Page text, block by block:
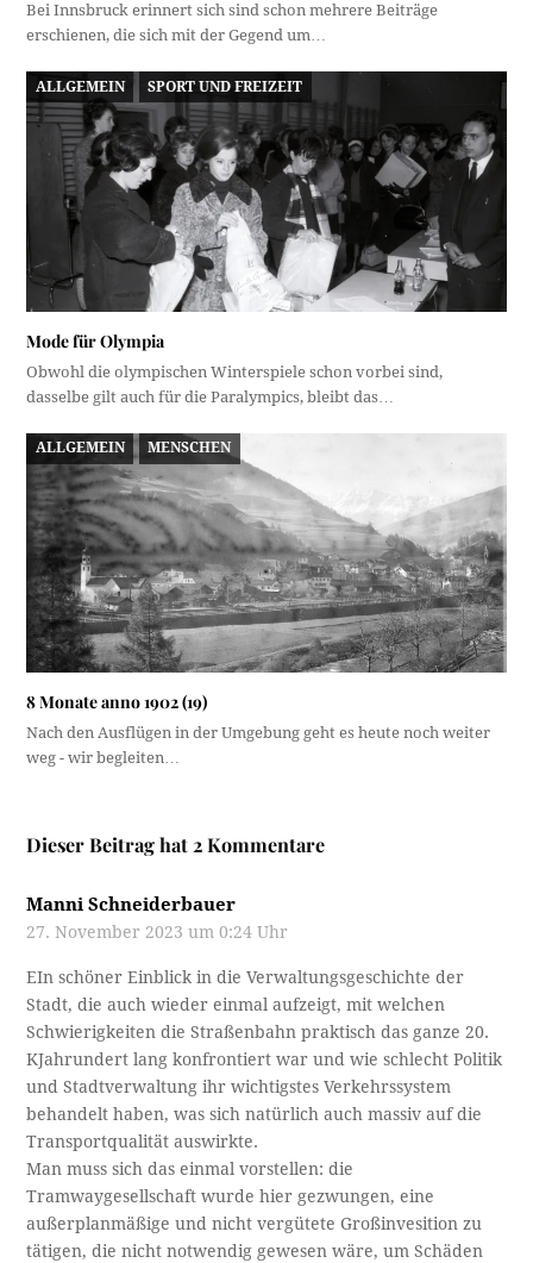
Bei Innsbruck erinnert sich sind schon mehrere Beiträge
erschienen, die sich mit der Gegend um…
ALLGEMEIN SPORT UND FREIZEIT
Mode für Olympia
Obwohl die olympischen Winterspiele schon vorbei sind,
dasselbe gilt auch für die Paralympics, bleibt das…
ALLGEMEIN MENSCHEN
8 Monate anno 1902 (19)
Nach den Ausflügen in der Umgebung geht es heute noch weiter
weg - wir begleiten…
Dieser Beitrag hat 2 Kommentare
Manni Schneiderbauer
27. November 2023 um 0:24 Uhr
EIn schöner Einblick in die Verwaltungsgeschichte der
Stadt, die auch wieder einmal aufzeigt, mit welchen
Schwierigkeiten die Straßenbahn praktisch das ganze 20.
KJahrundert lang konfrontiert war und wie schlecht Politik
und Stadtverwaltung ihr wichtigstes Verkehrssystem
behandelt haben, was sich natürlich auch massiv auf die
Transportqualität auswirkte.
Man muss sich das einmal vorstellen: die
Tramwaygesellschaft wurde hier gezwungen, eine
außerplanmäßige und nicht vergütete Großinvesition zu
tätigen, die nicht notwendig gewesen wäre, um Schäden